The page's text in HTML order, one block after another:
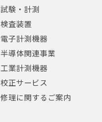
試験・計測
検査装置
電子計測機器
半導体関連事業
工業計測機器
校正サービス
修理に関するご案内